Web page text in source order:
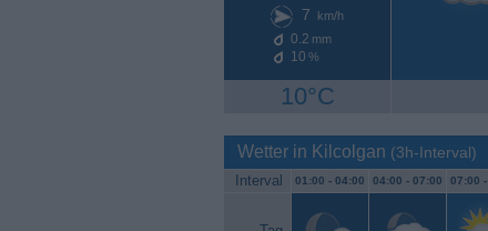
7 km/h
0.2 mm
10 %
10°C
Wetter in Kilcolgan (3h-Interval)
Interval 01:00 - 04:00 04:00 - 07:00 07:00 -